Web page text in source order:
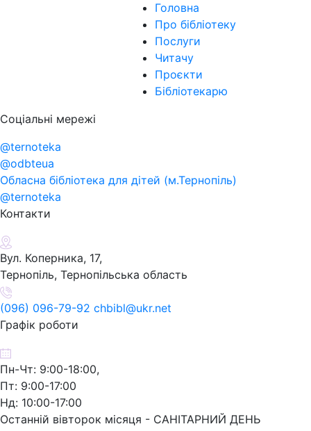
Головна
Про бібліотеку
Послуги
Читачу
Проєкти
Бібліотекарю
Соціальні мережі
@ternoteka
@odbteua
Обласна бібліотека для дітей (м.Тернопіль)
@ternoteka
Контакти
Вул. Коперника, 17,
Тернопіль, Тернопільська область
(096) 096-79-92 chbibl@ukr.net
Графік роботи
Пн-Чт: 9:00-18:00,
Пт: 9:00-17:00
Нд: 10:00-17:00
Останній вівторок місяця - САНІТАРНИЙ ДЕНЬ